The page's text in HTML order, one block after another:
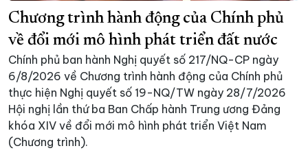
XÂY DỰNG KHÁNH HÒA TRỞ THÀNH THÀNH PHỐ TRỰC THUỘC
ĐẠI HỘI ĐẢNG CÁC CẤP TRANG CHỦ VỀ BÁO KHÁNH HÒA
Chương trình hành động của Chính phủ
về đổi mới mô hình phát triển đất nước
Chính phủ ban hành Nghị quyết số 217/NQ-CP ngày
6/8/2026 về Chương trình hành động của Chính phủ
thực hiện Nghị quyết số 19-NQ/TW ngày 28/7/2026
Hội nghị lần thứ ba Ban Chấp hành Trung ương Đảng
khóa XIV về đổi mới mô hình phát triển Việt Nam
(Chương trình).